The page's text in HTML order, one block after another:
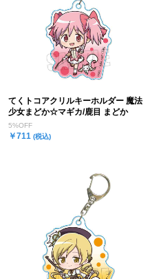
てくトコアクリルキーホルダー 魔法
少女まどか☆マギカ/鹿目 まどか
5%OFF
￥711 (税込)